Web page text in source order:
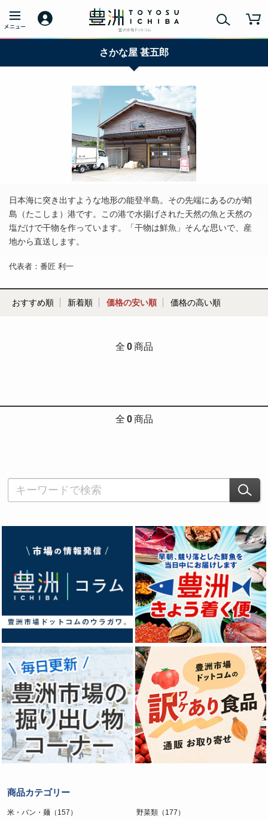
さかな屋 甚五郎
日本海に突き出すような地形の能登半島。その先端にあるのが蛸
島（たこしま）港です。この港で水揚げされた天然の魚と天然の
塩だけで干物を作っています。「干物は鮮魚」そんな思いで、産
地から直送します。
代表者：番匠 利一
おすすめ順 新着順 価格の安い順 価格の高い順
全 0 商品
全 0 商品
商品カテゴリー
米・パン・麺（157） 野菜類（177）